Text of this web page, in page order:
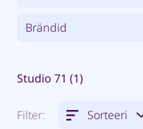
Brändid
Studio 71 (1)
Filter:
Sorteeri